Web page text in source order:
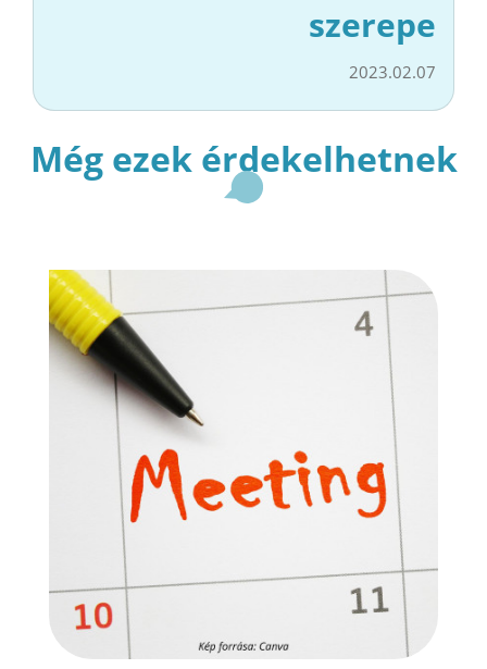
szerepe
2023.02.07
Még ezek érdekelhetnek